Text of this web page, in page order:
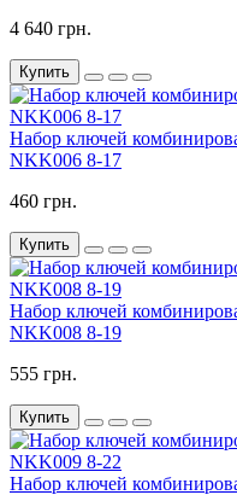
4 640 грн.
Купить
Набор ключей
NKK006 8-17
460 грн.
Купить
Набор ключей
NKK008 8-19
555 грн.
Купить
Набор ключей